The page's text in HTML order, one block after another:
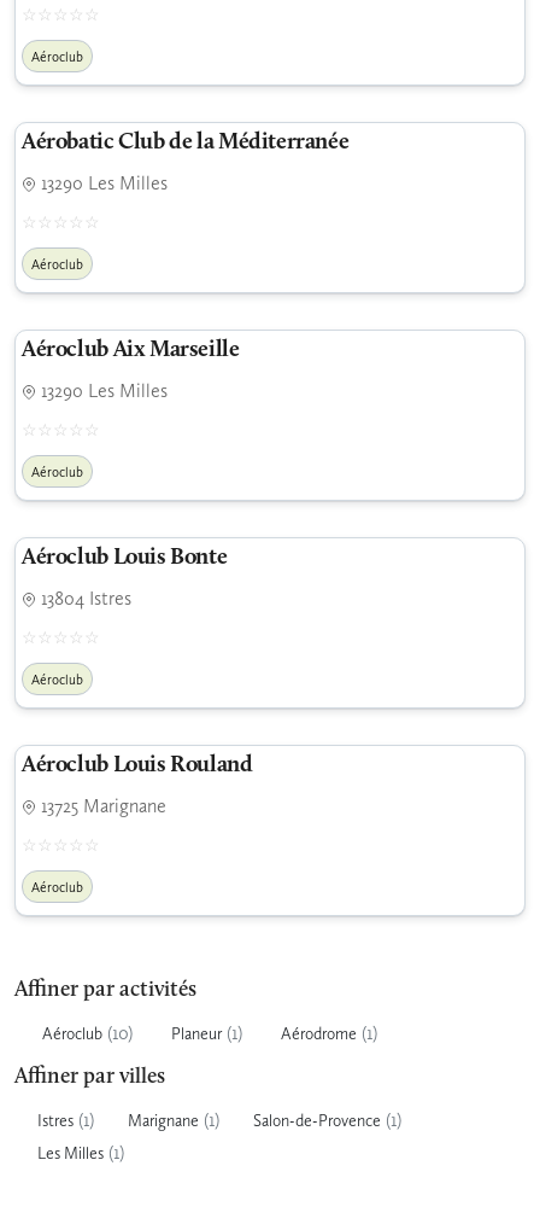
Affiner par activités
Aéroclub (10) Planeur(1) Aérodrome (1)
Affiner par villes
Istres (1) Marignane (1) Salon-de-Provence (1)
Les Milles (1)
Aéroclub
Aérobatic Club de la Méditerranée
13290 Les Milles
Aéroclub
Aéroclub Aix Marseille
13290 Les Milles
Aéroclub
Aéroclub Louis Bonte
13804 Istres
Aéroclub
Aéroclub Louis Rouland
13725 Marignane
Aéroclub